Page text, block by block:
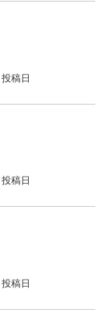
投稿日
投稿日
投稿日